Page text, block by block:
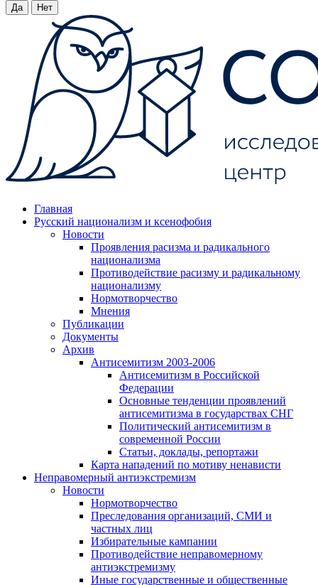
Да Нет
Главная
Русский национализм и ксенофобия
Новости
Проявления расизма и радикального
национализма
Противодействие расизму и радикальному
национализму
Нормотворчество
Мнения
Публикации
Документы
Архив
Антисемитизм 2003-2006
Антисемитизм в Российской
Федерации
Основные тенденции проявлений
антисемитизма в государствах СНГ
Политический антисемитизм в
современной России
Статьи, доклады, репортажи
Карта нападений по мотиву ненависти
Неправомерный антиэкстремизм
Новости
Нормотворчество
Преследования организаций, СМИ и
частных лиц
Избирательные кампании
Противодействие неправомерному
антиэкстремизму
Иные государственные и общественные